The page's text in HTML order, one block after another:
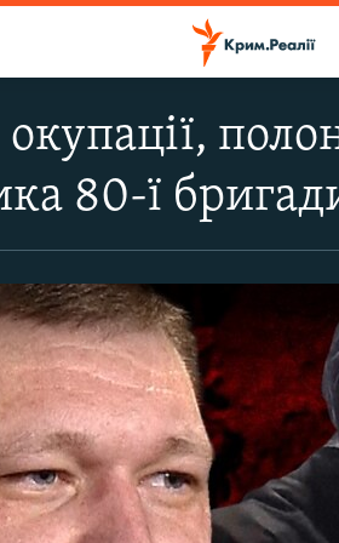
80-ї